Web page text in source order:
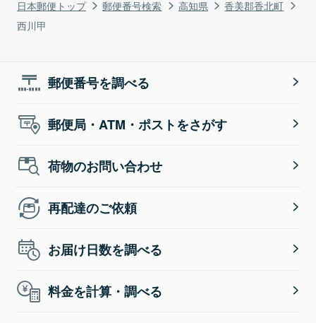
日本郵便トップ 郵便番号検索 高知県
香美郡香北町
西川甲
郵便番号を調べる
郵便局・ATM・ポストをさがす
荷物のお問い合わせ
再配達のご依頼
お届け日数を調べる
料金を計算・調べる